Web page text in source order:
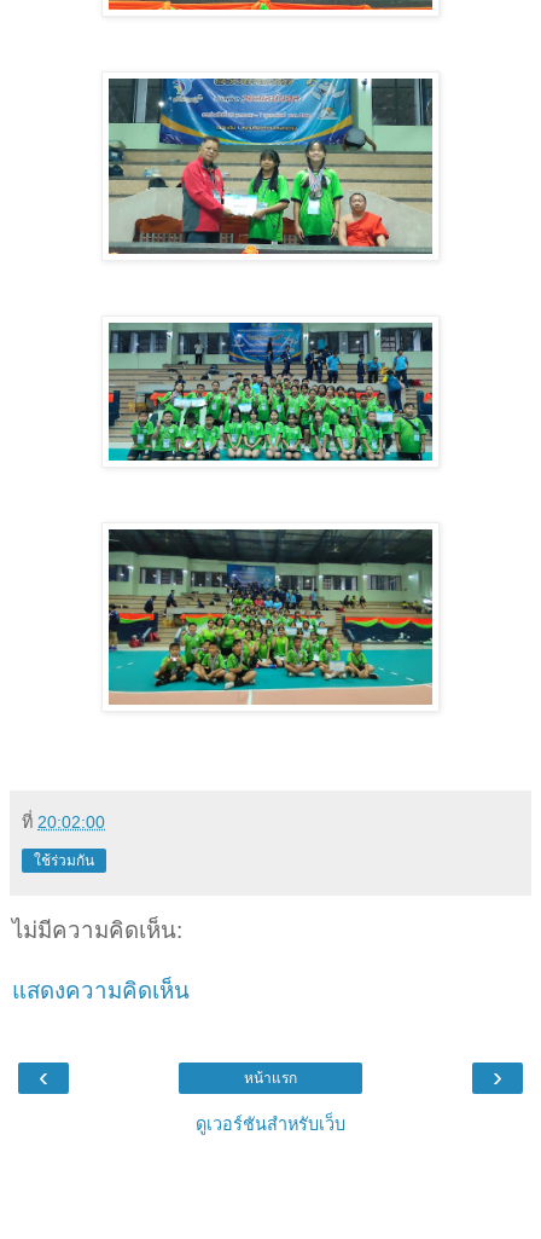
ที่ 20:02:00
ใช้ร่วมกัน
ไม่มีความคิดเห็น:
แสดงความคิดเห็น
‹ ›
หน้าแรก
ดูเวอร์ชันสำหรับเว็บ